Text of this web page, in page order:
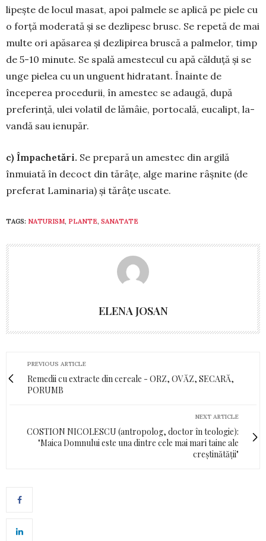
li­peşte de locul masat, apoi pal­mele se apli­că pe piele cu
o forţă mo­derată şi se dezlipesc brusc. Se repetă de mai
multe ori apă­sarea şi dezlipi­rea brus­că a pal­melor, timp
de 5-10 mi­nute. Se spală amestecul cu apă căl­duţă şi se
unge pielea cu un un­guent hi­dratant. Înainte de
începerea procedurii, în amestec se adaugă, du­pă
preferinţă, ulei volatil de lămâie, portocală, eucalipt, la­
van­dă sau ie­nupăr.
c) Împachetări. Se prepară un amestec din argilă
înmuiată în decoct din tărâţe, alge marine râş­nite (de
pre­ferat Laminaria) şi tărâţe uscate.
TAGS: NATURISM, PLANTE, SANATATE
ELENA JOSAN
PREVIOUS ARTICLE
Remedii cu extracte din cereale - ORZ, OVĂZ, SECARĂ,
PORUMB
NEXT ARTICLE
COSTION NICOLESCU (antropolog, doctor în teologie):
"Maica Domnului este una dintre cele mai mari taine ale
creștinătății"